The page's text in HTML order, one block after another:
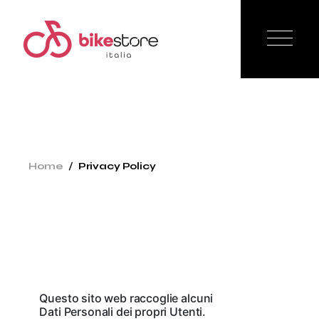
content
Home Privacy Policy
Questo sito web raccoglie alcuni
Dati Personali dei propri Utenti.